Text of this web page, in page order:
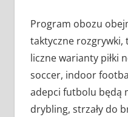
Program obozu
taktyczne
liczne warianty piłki
soccer, indoor
adepci futbolu będą
drybling, strzały do